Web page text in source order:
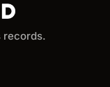
records.